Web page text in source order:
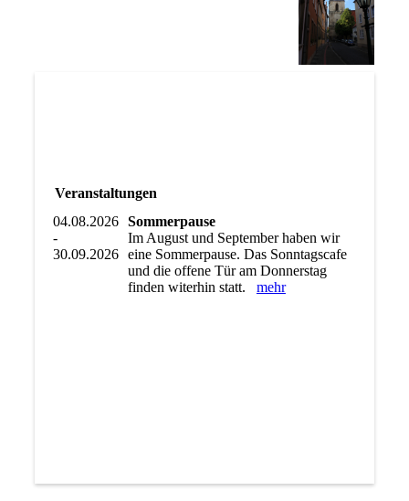
Veranstaltungen
04.08.2026
-
30.09.2026
Sommerpause
Im August und September haben wir
eine Sommerpause. Das Sonntagscafe
und die offene Tür am Donnerstag
finden witerhin statt. mehr